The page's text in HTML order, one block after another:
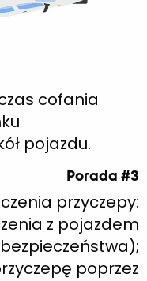
cofania
pojazdu.
Porada #3
przyczepy:
z pojazdem
poprzez